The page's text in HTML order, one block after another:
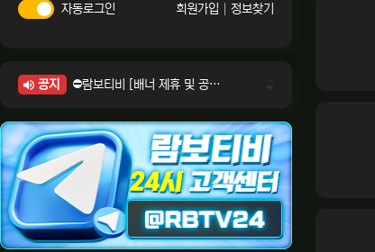
자동로그인 회원가입 정보찾기
공지
⛔람보티비 [배너 제휴 및 공식 입점 문의 안내]
⛔람보티비 [정회원 등급UP! 안내사항]
⛔람보티비 [채팅방 이용시 주의사항]
⛔람보티비 [공식보증업체 안내]